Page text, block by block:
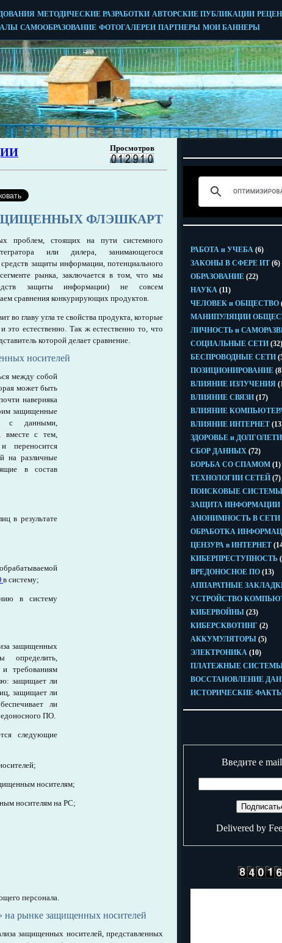
ФЛЭШКАРТ
проблем, стоящих на пути системного
или дилера, занимающегося
защиты информации, потенциального
рынка, заключается в том, что мы
защиты информации) не совсем
сравнения конкурирующих продуктов.
во главу угла те свойства продукта, которые
это естественно. Так ж естественно то, что
которой делает сравнение.
носителей
между собой
может быть
наверняка
защищенные
с данными,
вместе с тем,
переносится
на различные
в состав
в результате
в систему;
в систему
защищенных
определить,
требованиям
защищает ли
защищает ли
ли
ПО.
следующие
носителям;
носителям на РС;
персонала.
рынке защищенных носителей
защищенных носителей, представленных